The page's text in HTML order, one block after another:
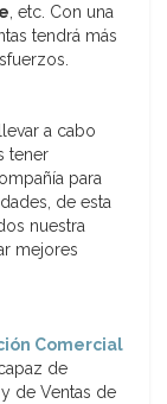
, etc. Con una
tendrá más
a cabo
tener
para
de esta
nuestra
mejores
Comercial
de
de Ventas de